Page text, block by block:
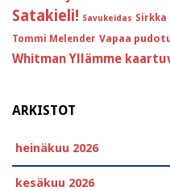
Satakieli! Savukeidas Sirkka
Tommi Melender Vapaa
Whitman Yllämme
ARKISTOT
heinäkuu 2026
kesäkuu 2026